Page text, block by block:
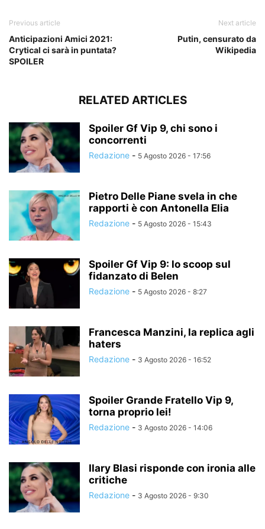
Previous article
Anticipazioni Amici 2021:
Crytical ci sarà in puntata?
SPOILER
Next article
Putin, censurato da
Wikipedia
RELATED ARTICLES
Spoiler Gf Vip 9, chi sono i
concorrenti
Redazione - 5 Agosto 2026 - 17:56
Pietro Delle Piane svela in che
rapporti è con Antonella Elia
Redazione - 5 Agosto 2026 - 15:43
Spoiler Gf Vip 9: lo scoop sul
fidanzato di Belen
Redazione - 5 Agosto 2026 - 8:27
Francesca Manzini, la replica agli
haters
Redazione - 3 Agosto 2026 - 16:52
Spoiler Grande Fratello Vip 9,
torna proprio lei!
Redazione - 3 Agosto 2026 - 14:06
Ilary Blasi risponde con ironia alle
critiche
Redazione - 3 Agosto 2026 - 9:30